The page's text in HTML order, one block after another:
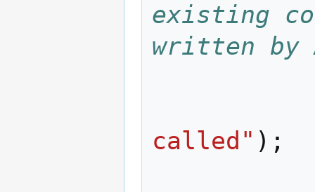
existing
written by
called" );